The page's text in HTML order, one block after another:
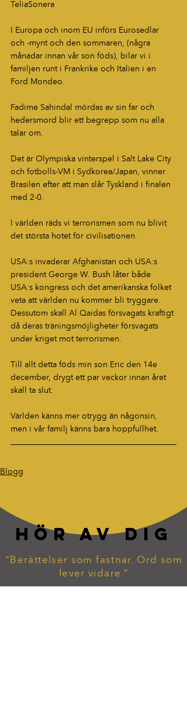
TeliaSonera
I Europa och inom EU införs Eurosedlar
och -mynt och den sommaren, (några
månadar innan vår son föds), bilar vi i
familjen runt i Frankrike och Italien i en
Ford Mondeo.
Fadime Sahindal mördas av sin far och
hedersmord blir ett begrepp som nu alla
talar om.
Det är Olympiska vinterspel i Salt Lake City
och fotbolls-VM i Sydkorea/Japan, vinner
Brasilen efter att man slår Tyskland i finalen
med 2-0.
I världen räds vi terrorismen som nu blivit
det största hotet för civilisationen.
USA:s invaderar Afghanistan och USA:s
president George W. Bush låter både
USA:s kongress och det amerikanska folket
veta att världen nu kommer bli tryggare.
Dessutom skall Al Qaidas försvagats kraftigt
då deras träningsmöjligheter försvagats
under kriget mot terrorismen.
Till allt detta föds min son Eric den 14e
december, drygt ett par veckor innan året
skall ta slut.
Världen känns mer otrygg än någonsin,
men i vår familj känns bara hoppfullhet.
Blogg
HÖR AV DIG
“Berättelser som fastnar. Ord som
lever vidare.”